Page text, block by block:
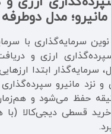
مانیرو؛ مدل
ارزی و
ابتدا
و نزد مانیرو
حفظ می‌شود و
قسطی دیجی‌کالا (با